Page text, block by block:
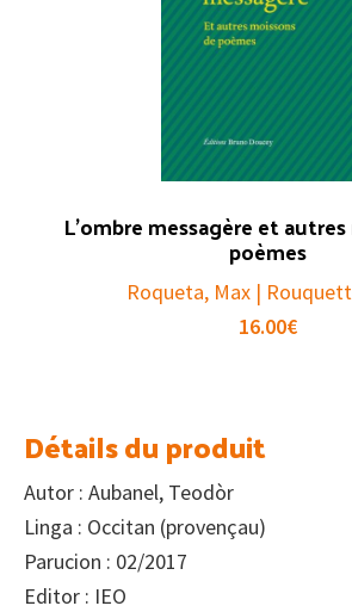
L’ombre messagère et
poèmes
Roqueta, Max |
16.00€
Détails du produit
Autor : Aubanel, Teodòr
Linga : Occitan (provençau)
Parucion : 02/2017
Editor : IEO